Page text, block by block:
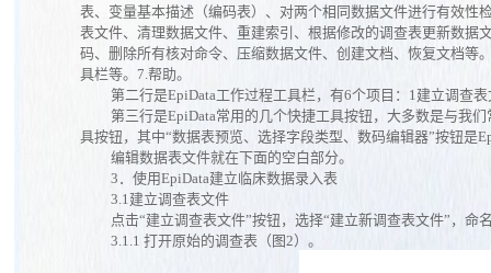
表、变量基本描述（编码表）、对两个相同数据文件进行有效性
表文件、清理数据文件、重建索引、根据修改的调查表更新数据
码、删除所有核对命令、压缩数据文件、创建文档、恢复文档等
具栏等。7.帮助。
第二行是EpiData工作过程工具栏，有6个项目：1建立调查
第三行是EpiData常用的几个快捷工具按钮，大多数是与我
具按钮，其中“数据表预览、选择字段类型、数码编辑器”按钮是
编辑数据表文件就在下面的空白部分。
3．使用EpiData建立临床数据录入表
3.1建立调查表文件
点击“建立调查表文件”按钮，选择“建立新调查表文件”，命
3.1.1 打开原始的调查表（图2）。